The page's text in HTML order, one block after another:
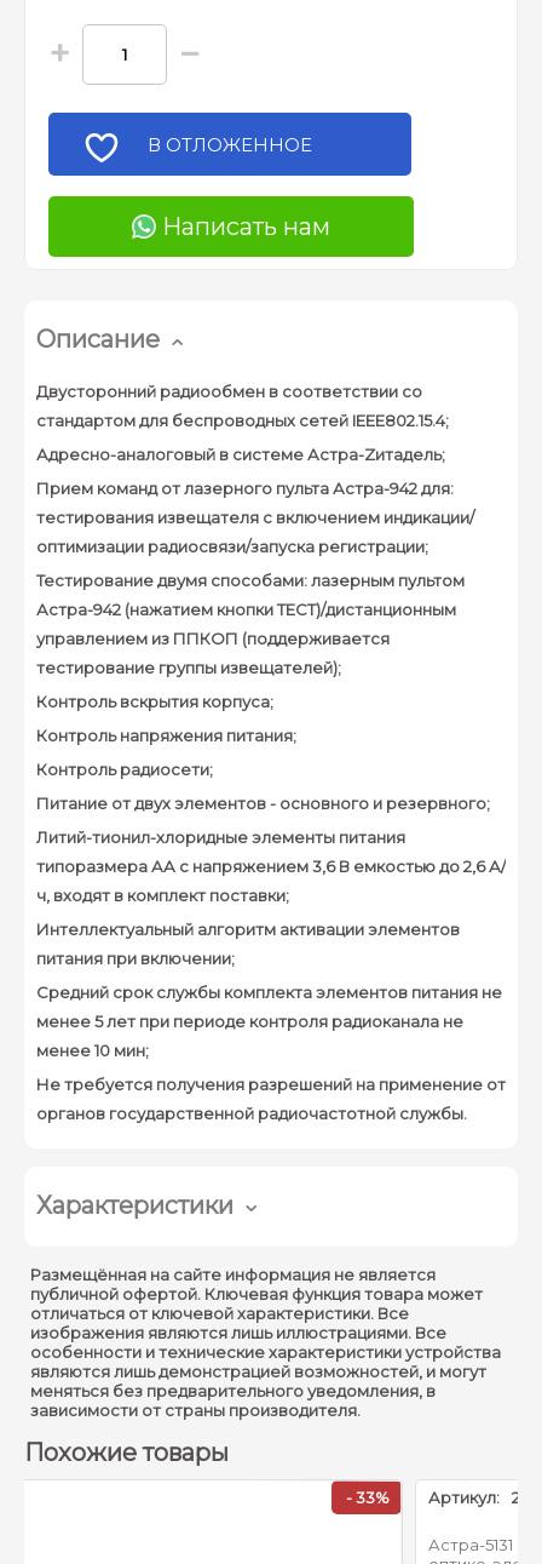
+ −
В ОТЛОЖЕННОЕ
Написать нам
Описание
Двусторонний радиообмен в соответствии со
стандартом для беспроводных сетей IEEE802.15.4;
Адресно-аналоговый в системе Астра-Zитадель;
Прием команд от лазерного пульта Астра-942 для:
тестирования извещателя с включением индикации/
оптимизации радиосвязи/запуска регистрации;
Тестирование двумя способами: лазерным пультом
Астра-942 (нажатием кнопки ТЕСТ)/дистанционным
управлением из ППКОП (поддерживается
тестирование группы извещателей);
Контроль вскрытия корпуса;
Контроль напряжения питания;
Контроль радиосети;
Питание от двух элементов - основного и резервного;
Литий-тионил-хлоридные элементы питания
типоразмера АА с напряжением 3,6 В емкостью до 2,6 А/
ч, входят в комплект поставки;
Интеллектуальный алгоритм активации элементов
питания при включении;
Средний срок службы комплекта элементов питания не
менее 5 лет при периоде контроля радиоканала не
менее 10 мин;
Не требуется получения разрешений на применение от
органов государственной радиочастотной службы.
Характеристики
готовности к работе :
40 с
Время восстановления
в дежурный режим :
60 с
радиус действия
менее: 300 м
рабочий диапазон
частот: от 2400 до 2483,5
Размещённая на сайте информация не является
публичной офертой. Ключевая функция товара может
отличаться от ключевой характеристики. Все
изображения являются лишь иллюстрациями. Все
особенности и технические характеристики устройства
являются лишь демонстрацией возможностей, и могут
меняться без предварительного уведомления, в
зависимости от страны производителя.
Похожие товары
Астра-5131 исп. А Извещатель охранный